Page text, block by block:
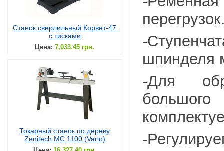
Станок сверлильный Корвет-47
с тисками
Цена: 7,033.45 грн.
Токарный станок по дереву
Zenitech MC 1100 (Vario)
-
шпинделя
-Для
-